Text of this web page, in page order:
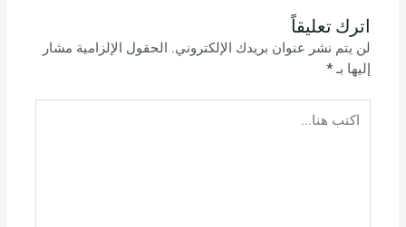
اترك تعليقاً
لن يتم نشر عنوان بريدك الإلكتروني. الحقول الإلزامية مشار
إليها بـ*
هنا...